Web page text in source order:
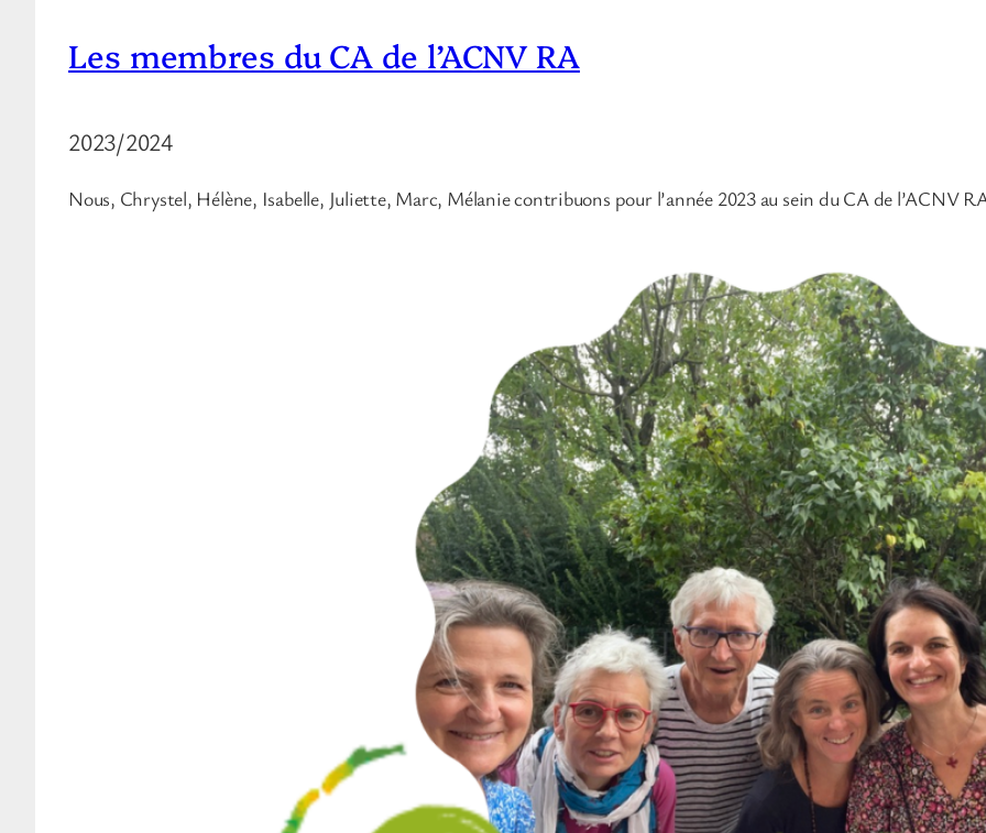
Les membres du CA de l’ACNV RA
2023/2024
Nous, Chrystel, Hélène, Isabelle, Juliette, Marc, Mélanie contribuons pour l’année 2023 au sein du CA de l’ACNV